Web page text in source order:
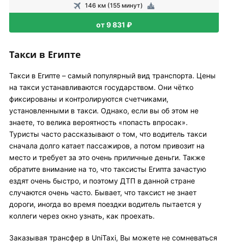
146 км (155 минут)
от 9 831 ₽
Такси в Египте
Такси в Египте – самый популярный вид транспорта. Цены
на такси устанавливаются государством. Они чётко
фиксированы и контролируются счетчиками,
установленными в такси. Однако, если вы об этом не
знаете, то велика вероятность «попасть впросак».
Туристы часто рассказывают о том, что водитель такси
сначала долго катает пассажиров, а потом привозит на
место и требует за это очень приличные деньги. Также
обратите внимание на то, что таксисты Египта зачастую
ездят очень быстро, и поэтому ДТП в данной стране
случаются очень часто. Бывает, что таксист не знает
дороги, иногда во время поездки водитель пытается у
коллеги через окно узнать, как проехать.
Заказывая трансфер в UniTaxi, Вы можете не сомневаться